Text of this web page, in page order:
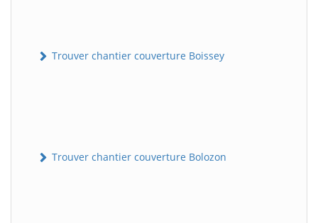
Trouver chantier couverture Boissey
Trouver chantier couverture Bolozon